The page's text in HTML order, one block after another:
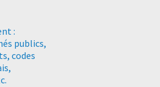
:
publics,
codes